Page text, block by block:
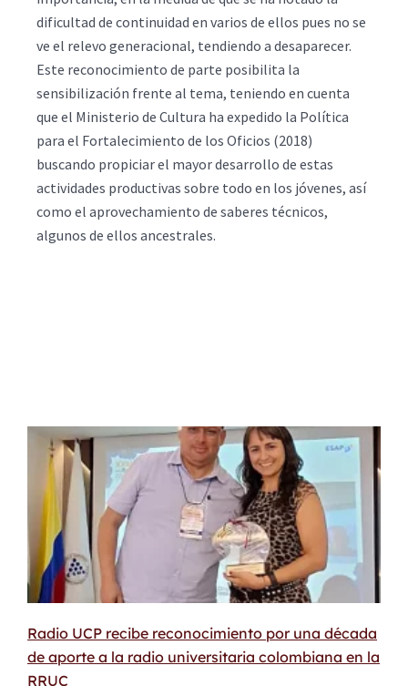
dificultad de continuidad en varios de ellos pues no se
ve el relevo generacional, tendiendo a desaparecer.
Este reconocimiento de parte posibilita la
sensibilización frente al tema, teniendo en cuenta
que el Ministerio de Cultura ha expedido la Política
para el Fortalecimiento de los Oficios (2018)
buscando propiciar el mayor desarrollo de estas
actividades productivas sobre todo en los jóvenes, así
como el aprovechamiento de saberes técnicos,
algunos de ellos ancestrales.
Radio UCP recibe reconocimiento por una década
de aporte a la radio universitaria colombiana en la
RRUC